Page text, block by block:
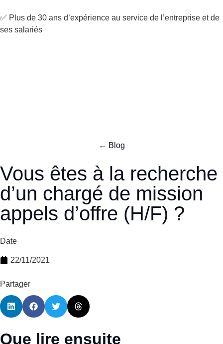
✅ Plus de 30 ans d’expérience au service de l’entreprise et de
ses salariés
← Blog
Vous êtes à la recherche
d’un chargé de mission
appels d’offre (H/F) ?
Date
22/11/2021
Partager
Que lire ensuite